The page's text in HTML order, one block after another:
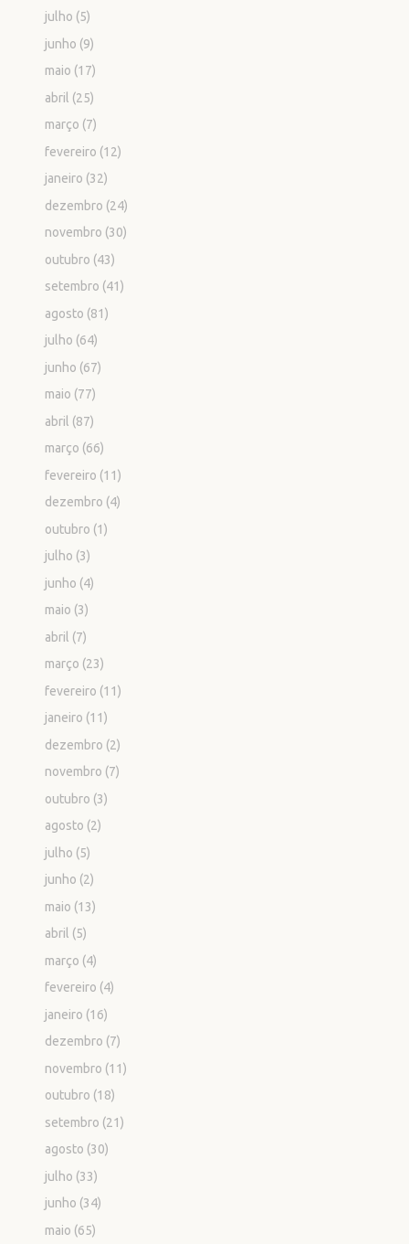
julho (5)
junho (9)
maio (17)
abril (25)
março (7)
fevereiro (12)
janeiro (32)
dezembro (24)
novembro (30)
outubro (43)
setembro (41)
agosto (81)
julho (64)
junho (67)
maio (77)
abril (87)
março (66)
fevereiro (11)
dezembro (4)
outubro (1)
julho (3)
junho (4)
maio (3)
abril (7)
março (23)
fevereiro (11)
janeiro (11)
dezembro (2)
novembro (7)
outubro (3)
agosto (2)
julho (5)
junho (2)
maio (13)
abril (5)
março (4)
fevereiro (4)
janeiro (16)
dezembro (7)
novembro (11)
outubro (18)
setembro (21)
agosto (30)
julho (33)
junho (34)
maio (65)